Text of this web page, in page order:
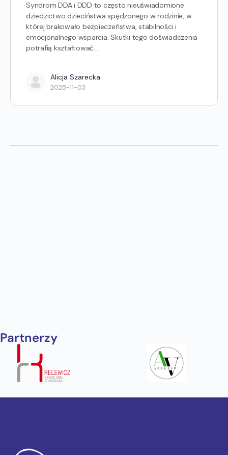
Syndrom DDA i DDD to często nieuświadomione
dziedzictwo dzieciństwa spędzonego w rodzinie, w
której brakowało bezpieczeństwa, stabilności i
emocjonalnego wsparcia. Skutki tego doświadczenia
potrafią kształtować…
Alicja Szarecka
2025-11-03
Partnerzy